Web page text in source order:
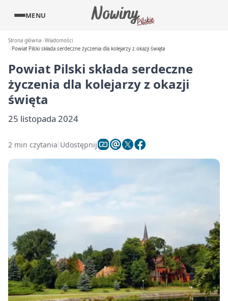
MENU
Strona główna Wiadomości
Powiat Pilski składa serdeczne życzenia dla kolejarzy z okazji święta
Powiat Pilski składa serdeczne
życzenia dla kolejarzy z okazji
święta
25 listopada 2024
2 min czytania Udostępnij